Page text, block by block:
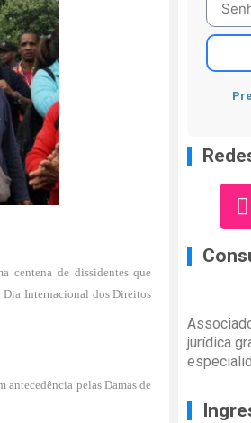
centena de dissidentes que
Dia Internacional dosDireitos
antecedência pelas Damas de
jurídica